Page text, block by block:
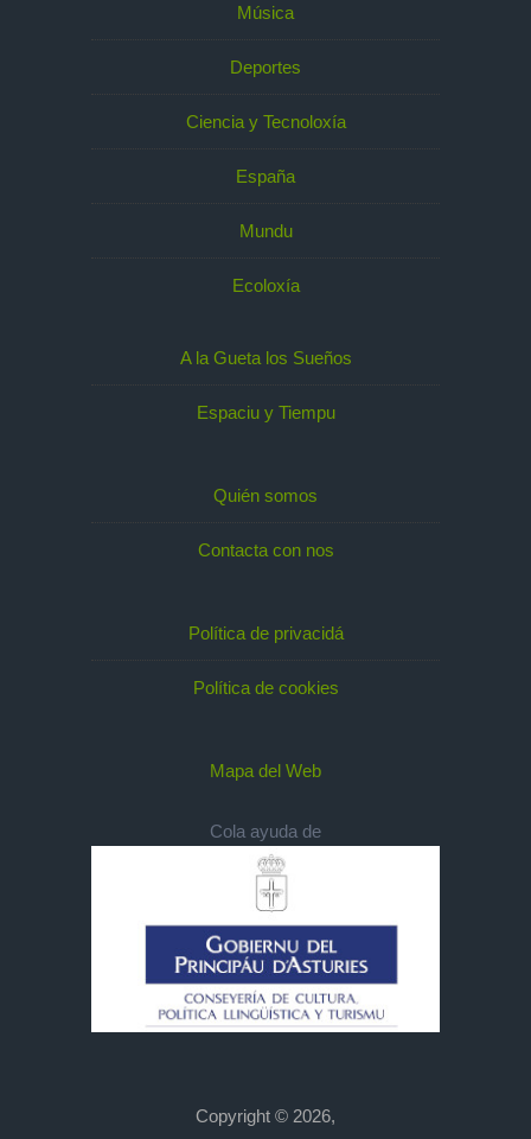
Música
Deportes
Ciencia y Tecnoloxía
España
Mundu
Ecoloxía
A la Gueta los Sueños
Espaciu y Tiempu
Quién somos
Contacta con nos
Política de privacidá
Política de cookies
Mapa del Web
Cola ayuda de
Copyright © 2026,